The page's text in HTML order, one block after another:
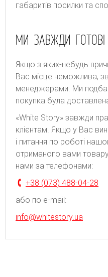
гaбapитів пocилки тa
МИ ЗАВЖДИ
Якщо з яких-небудь
Вас місце неможлива,
менеджерами. Ми
покупка була
«White Story» завжди
клієнтам. Якщо у Вас
і питання по роботі
отриманого вами
нами за телефонами:
+38 (073) 488-04-28
або по e-mail:
info@whitestory.ua